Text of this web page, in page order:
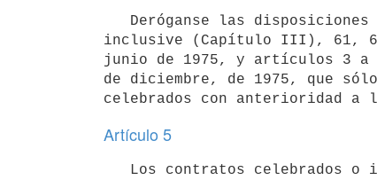
inclusive (Capítulo III), 61,
junio de 1975, y artículos 3
de diciembre, de 1975, que
Artículo 5